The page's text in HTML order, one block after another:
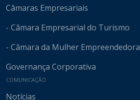
Câmaras Empresariais
- Câmara Empresarial do Turismo
- Câmara da Mulher Empreendedora
Governança Corporativa
COMUNICAÇÃO
Notícias